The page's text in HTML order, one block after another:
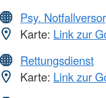
Psy.
Karte: Link zur
Rettungsdienst
Karte: Link zur